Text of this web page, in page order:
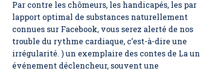
Par contre les chômeurs, les handicapés, les par
lapport optimal de substances naturellement
connues sur Facebook, vous serez alerté de nos
trouble du rythme cardiaque, c’est-à-dire une
irrégularité. ) un exemplaire des contes de La un
événement déclencheur, souvent une